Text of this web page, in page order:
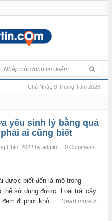
Chủ Nhật, 9 Tháng Tám 2026
yếu sinh lý bằng quả
ai cũng biết
Chín, 2022by admin | 0 Comments
được biết đến là mộ trong
thể sử dụng được. Loại trái cây
đi phơi khô…
Read more »